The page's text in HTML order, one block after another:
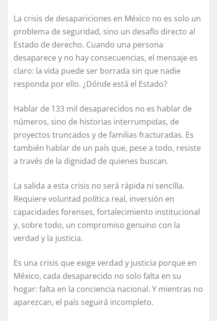
La crisis de desapariciones en México no es solo un
problema de seguridad, sino un desafío directo al
Estado de derecho. Cuando una persona
desaparece y no hay consecuencias, el mensaje es
claro: la vida puede ser borrada sin que nadie
responda por ello. ¿Dónde está el Estado?
Hablar de 133 mil desaparecidos no es hablar de
números, sino de historias interrumpidas, de
proyectos truncados y de familias fracturadas. Es
también hablar de un país que, pese a todo, resiste
a través de la dignidad de quienes buscan.
La salida a esta crisis no será rápida ni sencilla.
Requiere voluntad política real, inversión en
capacidades forenses, fortalecimiento institucional
y, sobre todo, un compromiso genuino con la
verdad y la justicia.
Es una crisis que exige verdad y justicia porque en
México, cada desaparecido no solo falta en su
hogar: falta en la conciencia nacional. Y mientras no
aparezcan, el país seguirá incompleto.